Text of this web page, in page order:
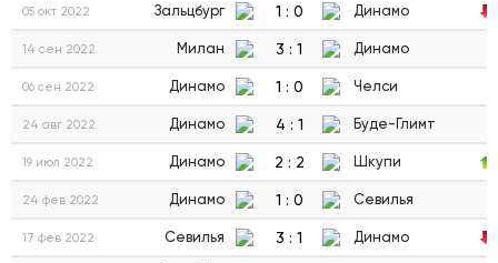
05 окт 2022 Зальцбург 1 : 0 Динамо
14 сен 2022 Милан 3 : 1 Динамо
06 сен 2022 Динамо 1 : 0 Челси
24 авг 2022 Динамо 4 : 1 Буде-Глимт
19 июл 2022 Динамо 2 : 2 Шкупи
24 фев 2022 Динамо 1 : 0 Севилья
17 фев 2022 Севилья 3 : 1 Динамо